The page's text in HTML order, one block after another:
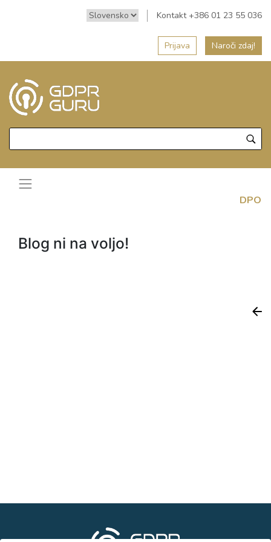
Kontakt +386 01 23 55 036
Prijava Naroči zdaj!
DPO
Blog ni na voljo!